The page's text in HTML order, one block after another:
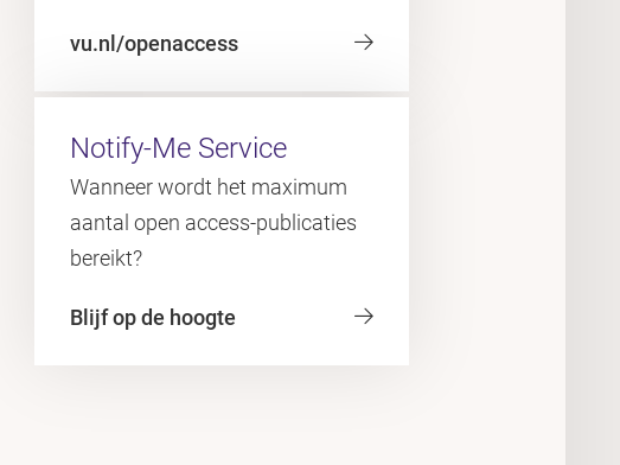
vu.nl/openaccess
Notify-Me Service
Wanneer wordt het maximum
aantal open access-publicaties
bereikt?
Blijf op de hoogte